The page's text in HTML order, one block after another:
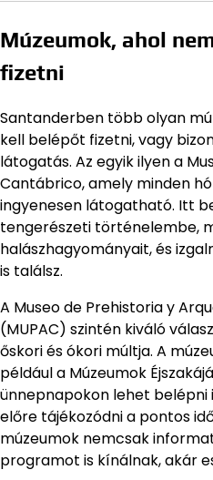
Múzeumok, ahol
fizetni
Santanderben több olyan
kell belépőt fizetni, vagy
látogatás. Az egyik ilyen a
Cantábrico, amely minden
ingyenesen látogatható. Itt
tengerészeti történelembe,
halászhagyományait, és
is találsz.
A Museo de Prehistoria y
(MUPAC) szintén kiváló
őskori és ókori múltja. A
például a Múzeumok
ünnepnapokon lehet belépni
előre tájékozódni a pontos
múzeumok nemcsak
programot is kínálnak, akár